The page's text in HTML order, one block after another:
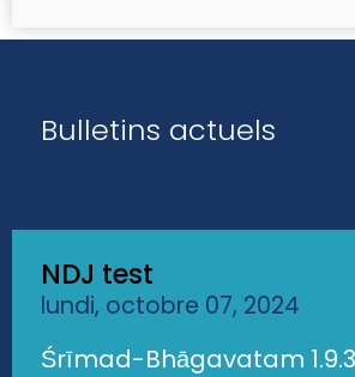
Bulletins actuels
NDJ test
lundi, octobre 07, 2024
Śrīmad-Bhāgavatam